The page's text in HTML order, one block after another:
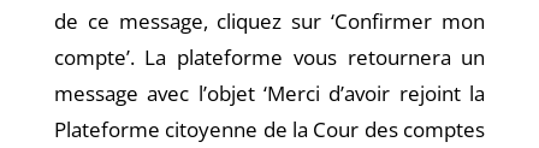
de ce message, cliquez sur ‘Confirmer mon
compte’. La plateforme vous retournera un
message avec l’objet ‘Merci d’avoir rejoint la
Plateforme citoyenne de la Cour des comptes